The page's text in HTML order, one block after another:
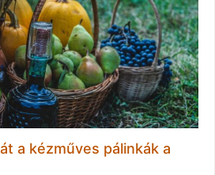
a kézműves pálinkák a